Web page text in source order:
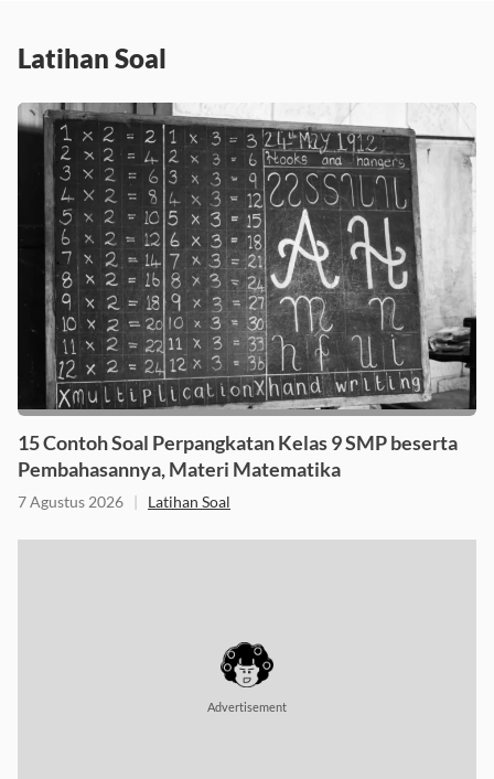
Latihan Soal
15 Contoh Soal Perpangkatan Kelas 9 SMP beserta
Pembahasannya, Materi Matematika
7 Agustus 2026 | Latihan Soal
Advertisement